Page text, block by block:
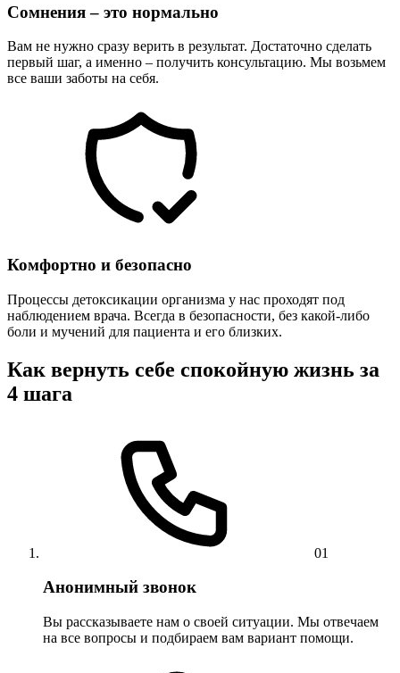
Сомнения – это нормально
Вам не нужно сразу верить в результат. Достаточно сделать
первый шаг, а именно – получить консультацию. Мы возьмем
все ваши заботы на себя.
Комфортно и безопасно
Процессы детоксикации организма у нас проходят под
наблюдением врача. Всегда в безопасности, без какой-либо
боли и мучений для пациента и его близких.
Как вернуть себе спокойную жизнь за
4 шага
01
Анонимный звонок
Вы рассказываете нам о своей ситуации. Мы отвечаем
на все вопросы и подбираем вам вариант помощи.